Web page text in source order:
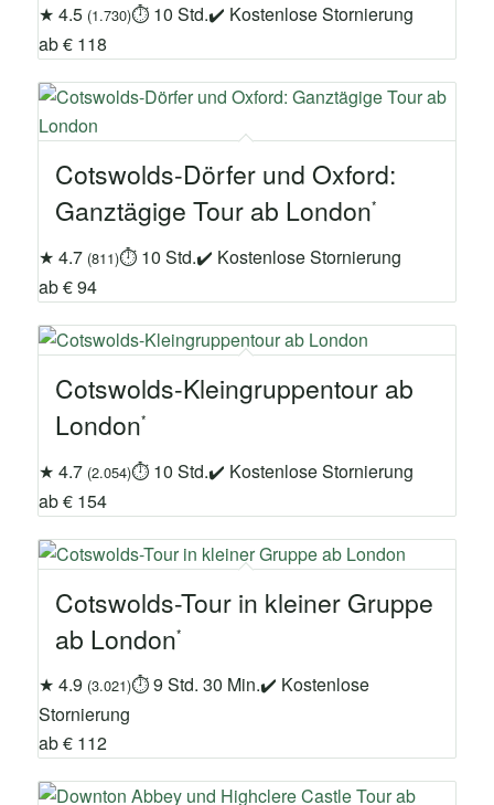
★ 4.5 (1.730)⏱ 10 Std.✔ Kostenlose Stornierung
ab € 118
Cotswolds-Dörfer und Oxford:
Ganztägige Tour ab London
★ 4.7 (811)⏱ 10 Std.✔ Kostenlose Stornierung
ab € 94
Cotswolds-Kleingruppentour ab
London
★ 4.7 (2.054)⏱ 10 Std.✔ Kostenlose Stornierung
ab € 154
Cotswolds-Tour in kleiner Gruppe
ab London
★ 4.9 (3.021)⏱ 9 Std. 30 Min.✔ Kostenlose
Stornierung
ab € 112